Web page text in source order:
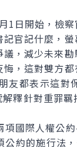
日開始，檢察
官記什麼，
，減少未來
，這對雙方
友都表示這對
釋針對重罪
國際人權公
約的施行法